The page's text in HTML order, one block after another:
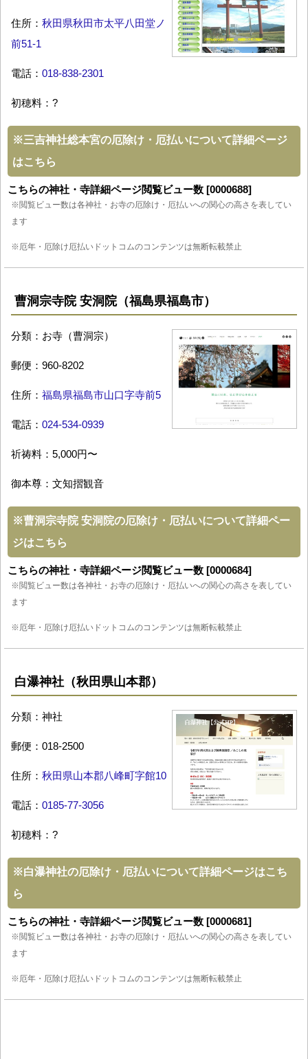
住所： 秋田県秋田市太平八田堂ノ
前51-1
電話： 018-838-2301
初穂料：?
※三吉神社総本宮の厄除け・厄払いについて詳細ページ
はこちら
こちらの神社・寺詳細ページ閲覧ビュー数 [0000688]
※閲覧ビュー数は各神社・お寺の厄除け・厄払いへの関心の高さを表してい
ます
※厄年・厄除け厄払いドットコムのコンテンツは無断転載禁止
曹洞宗寺院 安洞院（福島県福島市）
分類：お寺（曹洞宗）
郵便：960-8202
住所： 福島県福島市山口字寺前5
電話： 024-534-0939
祈祷料：5,000円〜
御本尊：文知摺観音
※曹洞宗寺院 安洞院の厄除け・厄払いについて詳細ペー
ジはこちら
こちらの神社・寺詳細ページ閲覧ビュー数 [0000684]
※閲覧ビュー数は各神社・お寺の厄除け・厄払いへの関心の高さを表してい
ます
※厄年・厄除け厄払いドットコムのコンテンツは無断転載禁止
白瀑神社（秋田県山本郡）
分類：神社
郵便：018-2500
住所： 秋田県山本郡八峰町字館10
電話： 0185-77-3056
初穂料：?
※白瀑神社の厄除け・厄払いについて詳細ページはこち
ら
こちらの神社・寺詳細ページ閲覧ビュー数 [0000681]
※閲覧ビュー数は各神社・お寺の厄除け・厄払いへの関心の高さを表してい
ます
※厄年・厄除け厄払いドットコムのコンテンツは無断転載禁止